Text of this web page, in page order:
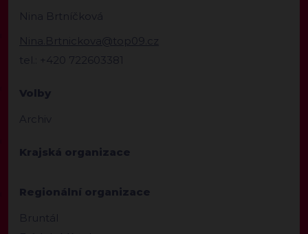
Nina Brtníčková
Nina.Brtnickova@top09.cz
tel.: +420 722603381
Volby
Archiv
Krajská organizace
Regionální organizace
Bruntál